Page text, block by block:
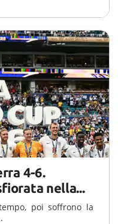
4-6.
nella...
poi soffrono la